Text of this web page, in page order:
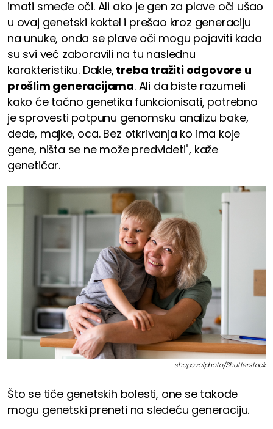
imati smeđe oči. Ali ako je gen za plave oči ušao
u ovaj genetski koktel i prešao kroz generaciju
na unuke, onda se plave oči mogu pojaviti kada
su svi već zaboravili na tu naslednu
karakteristiku. Dakle, treba tražiti odgovore u
prošlim generacijama. Ali da biste razumeli
kako će tačno genetika funkcionisati, potrebno
je sprovesti potpunu genomsku analizu bake,
dede, majke, oca. Bez otkrivanja ko ima koje
gene, ništa se ne može predvideti", kaže
genetičar.
shapovalphoto/Shutterstock
Što se tiče genetskih bolesti, one se takođe
mogu genetski preneti na sledeću generaciju.